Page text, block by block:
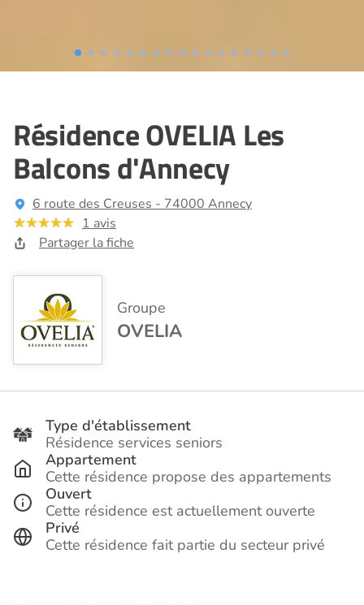
Résidence OVELIA Les
Balcons d'Annecy
6 route des Creuses - 74000 Annecy
1 avis
Partager la fiche
Groupe
OVELIA
Type d'établissement
Résidence services seniors
Appartement
Cette résidence propose des appartements
Ouvert
Cette résidence est actuellement ouverte
Privé
Cette résidence fait partie du secteur privé